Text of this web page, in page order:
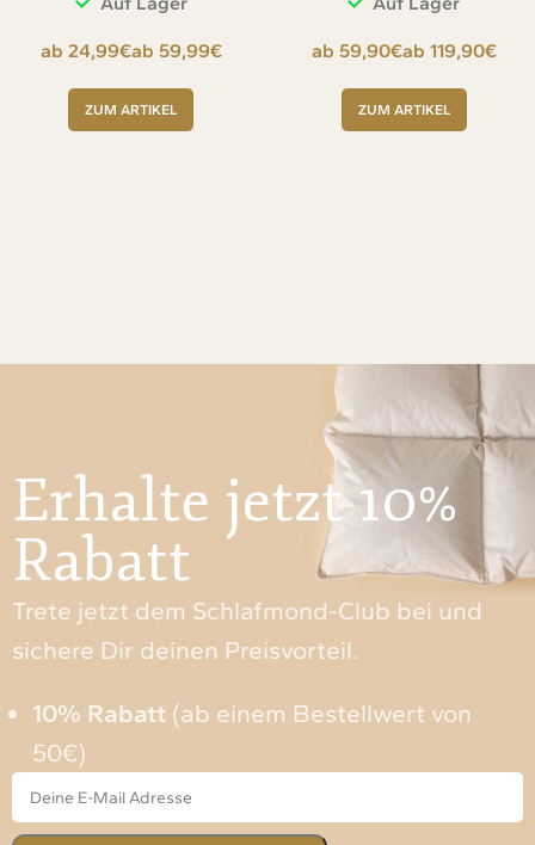
€ €
ZUM ARTIKEL
€ €
ZUM ARTIKEL
Erhalte jetzt 10%
Rabatt
Trete jetzt dem Schlafmond-Club bei und
sichere Dir deinen Preisvorteil.
10% Rabatt (ab einem Bestellwert von
50€)